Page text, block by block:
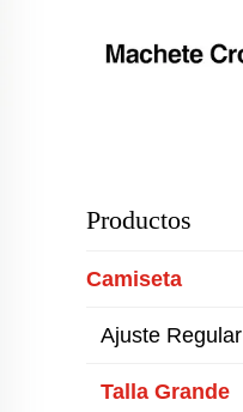
Productos
Camiseta
Ajuste Regular
Talla Grande